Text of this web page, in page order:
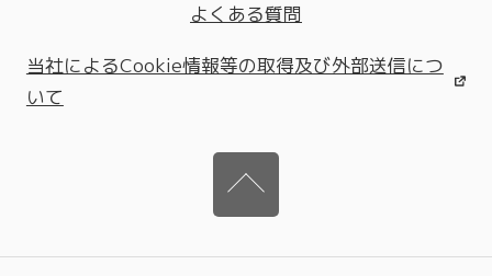
よくある質問
当社によるCookie情報等の取得及び外部送信につ
いて